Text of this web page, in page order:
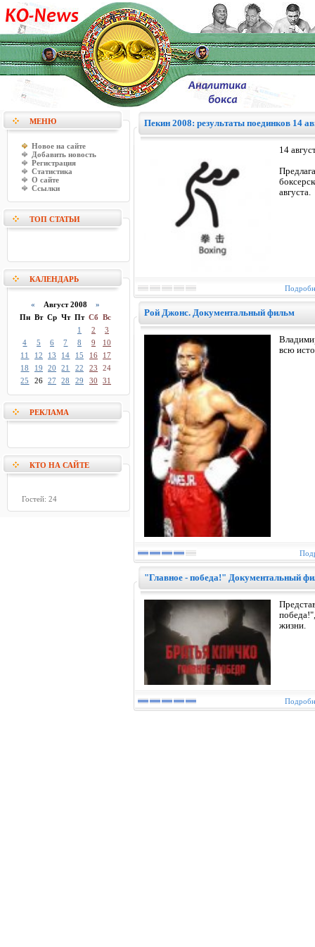
МЕНЮ
Новое на сайте
Добавить новость
Регистрация
Статистика
О сайте
Ссылки
ТОП СТАТЬИ
КАЛЕНДАРЬ
« Август 2008 »
Пн Вт Ср Чт Пт Сб Вс
1
2
3
4
5 6 7 8 9
10
11
12 13 14 15 16
17
18
19 20 21 22 23
24
25
26 27 28 29 30 31
РЕКЛАМА
КТО НА САЙТЕ
Гостей: 24
Пекин 2008: результаты поединков 14
14
августа.
Рой Джонс. Документальный фильм
всю
"Главное - победа!" Документальный
жизни.